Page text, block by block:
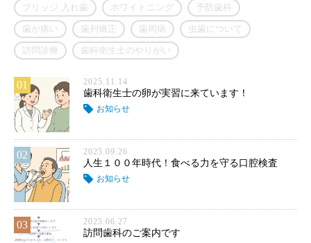
ブリッジ 入れ歯 ホワイトニング 予防歯科
歯が痛い 歯列矯正 歯周病 虫歯について
訪問診療 歯科衛生士のやりがい
01 2025.11.14
歯科衛生士の卵が実習に来ています！
お知らせ
02 2025.09.26
人生１００年時代！食べる力を守る口腔検査
お知らせ
03 2025.06.27
訪問歯科のご案内です